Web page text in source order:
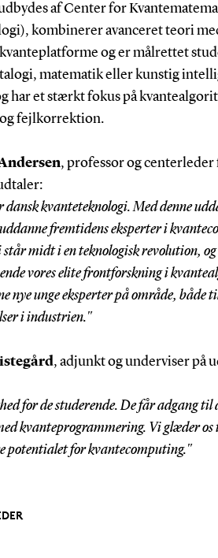
af Center for
kombinerer avanceret teori
og er målrettet
matematik eller kunstig
har et stærkt fokus på
fejlkorrektion.
, professor og
dansk kvanteteknologi. Med denne
fremtidens eksperter i
midt i en teknologisk revolution, og
vores elite frontforskning i
nye unge eksperter på område, både
i industrien."
, adjunkt og underviser på
for de studerende. De får adgang til
kvanteprogrammering. Vi glæder os
potentialet for kvantecomputing."